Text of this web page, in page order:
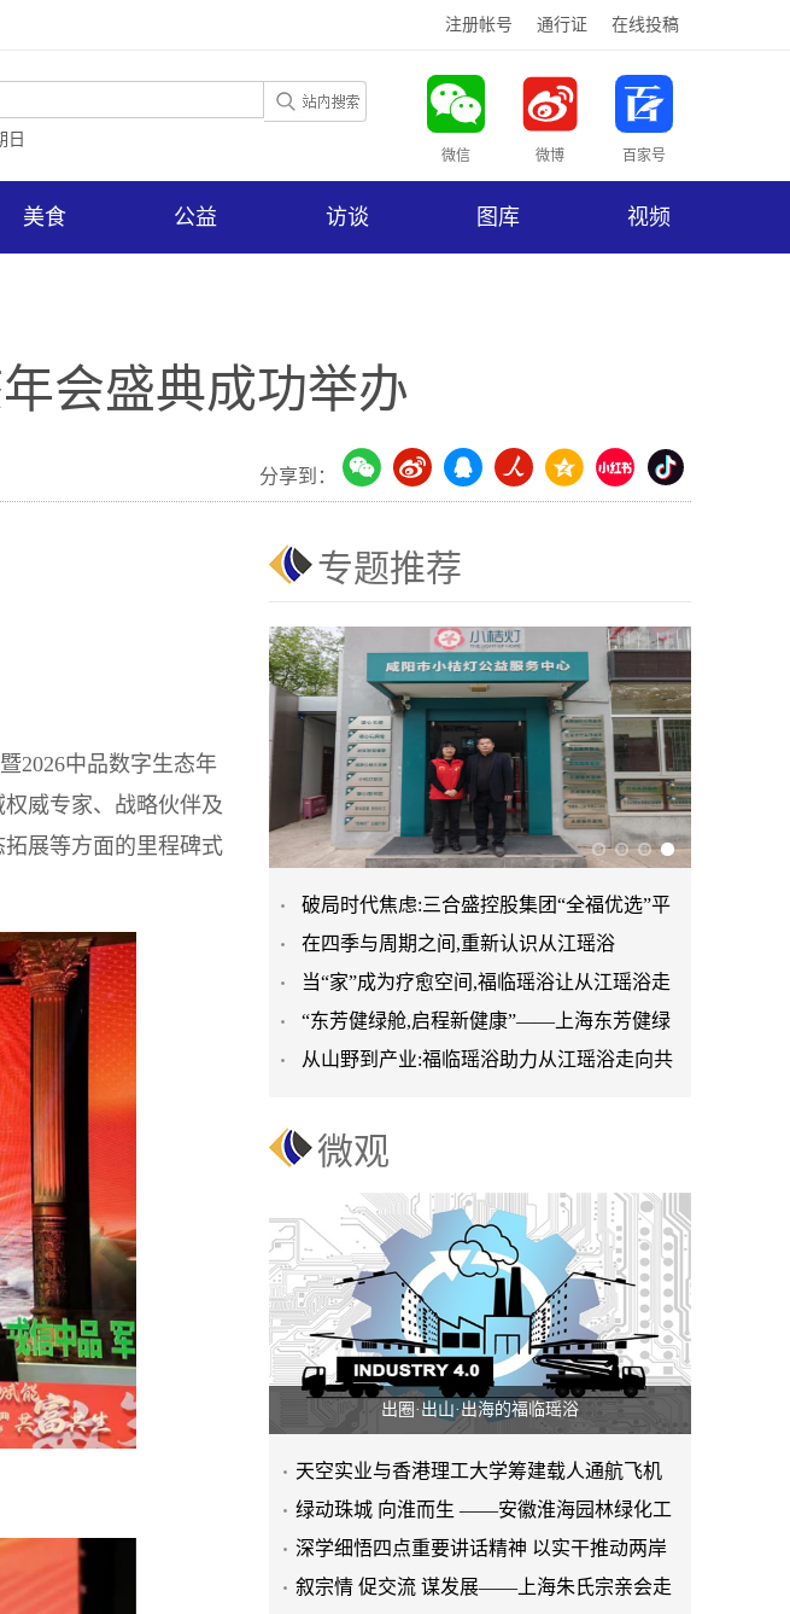
注册帐号 通行证 在线投稿
微信 微博 百家号
日
美食 公益 访谈 图库 视频
会盛典成功举办
分享到：
2026中品数字生态年
威专家、战略伙伴及
展等方面的里程碑式
专题推荐
破局时代焦虑:三合盛控股集团“全福优选”平
台正式启航
在四季与周期之间,重新认识从江瑶浴
当“家”成为疗愈空间,福临瑶浴让从江瑶浴走
进日常生活
“东芳健绿舱,启程新健康”——上海东芳健绿
AI智能养身舱品牌发
从山野到产业:福临瑶浴助力从江瑶浴走向共
微观
出圈·出山·出海的福临瑶浴
天空实业与香港理工大学筹建载人通航飞机
研究院
绿动珠城 向淮而生 ——安徽淮海园林绿化工
程有限公司发展纪实
深学细悟四点重要讲话精神 以实干推动两岸
融合发展
叙宗情 促交流 谋发展——上海朱氏宗亲会走